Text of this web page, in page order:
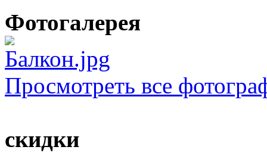
Фотогалерея
Просмотреть все
скидки